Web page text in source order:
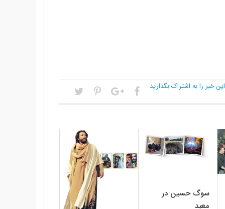
این خبر را به اشتراک بگذارید
سوگ حسین در
معبد